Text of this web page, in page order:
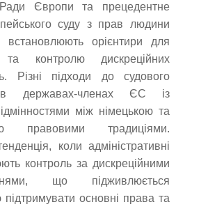
Європи та прецедентне
суду з прав людини
орієнтири для
та контролю дискреційних
Різні підходи до судового
державах-членах ЄС із
між німецькою та
правовими традиціями.
коли адміністративні
контроль за дискреційними
що підживлюється
підтримувати основні права та